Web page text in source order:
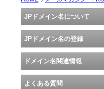
JPドメイン名について
JPドメイン名の登録
ドメイン名関連情報
よくある質問